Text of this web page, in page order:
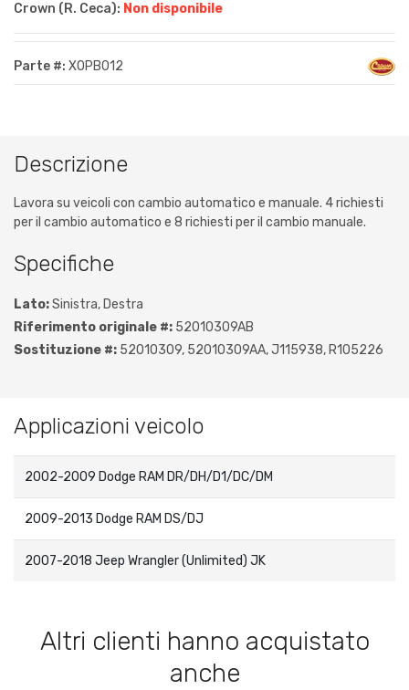
Crown (R. Ceca): Non disponibile
Parte #: XOPB012
Descrizione
Lavora su veicoli con cambio automatico e manuale. 4 richiesti
per il cambio automatico e 8 richiesti per il cambio manuale.
Specifiche
Lato:Sinistra, Destra
Riferimento originale #: 52010309AB
Sostituzione #: 52010309, 52010309AA, J115938, R105226
Applicazioni veicolo
2002-2009 Dodge RAM DR/DH/D1/DC/DM
2009-2013 Dodge RAM DS/DJ
2007-2018 Jeep Wrangler (Unlimited) JK
Altri clienti hanno acquistato
anche